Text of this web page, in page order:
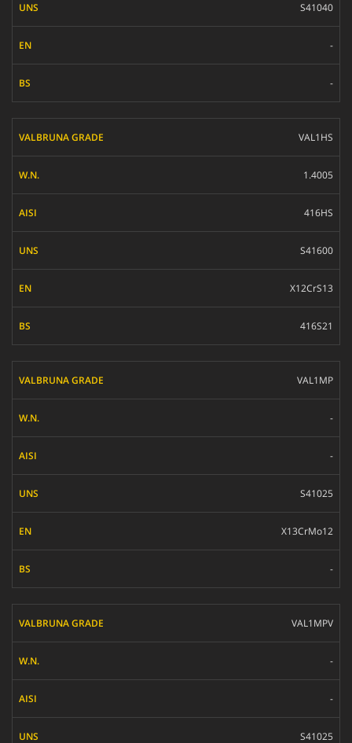
S41040
-
-
VAL1HS
1.4005
416HS
S41600
X12CrS13
416S21
VAL1MP
-
-
S41025
X13CrMo12
-
VAL1MPV
-
-
S41025